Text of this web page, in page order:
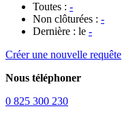
Toutes : -
Non clôturées : -
Dernière : le -
Créer une nouvelle requête
Nous téléphoner
0 825 300 230